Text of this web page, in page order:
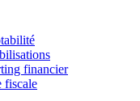
financier
fiscale